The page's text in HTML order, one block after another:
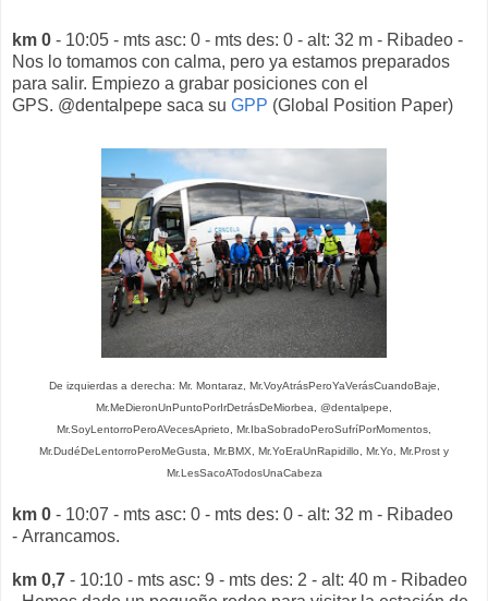
km 0 - 10:05 - mts asc: 0 - mts des: 0 - alt: 32 m - Ribadeo -
Nos lo tomamos con calma, pero ya estamos preparados
para salir. Empiezo a grabar posiciones con el
GPS. @dentalpepe saca su GPP (Global Position Paper)
De izquierdas a derecha: Mr. Montaraz, Mr.VoyAtrásPeroYaVerásCuandoBaje,
Mr.MeDieronUnPuntoPorIrDetrásDeMiorbea, @dentalpepe,
Mr.SoyLentorroPeroAVecesAprieto, Mr.IbaSobradoPeroSufríPorMomentos,
Mr.DudéDeLentorroPeroMeGusta, Mr.BMX, Mr.YoEraUnRapidillo, Mr.Yo, Mr.Prost y
Mr.LesSacoATodosUnaCabeza
km 0 - 10:07 - mts asc: 0 - mts des: 0 - alt: 32 m - Ribadeo
- Arrancamos.
km 0,7 - 10:10 - mts asc: 9 - mts des: 2 - alt: 40 m - Ribadeo